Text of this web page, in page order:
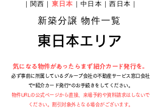
関西 東日本 中日本 西日本
新築分譲 物件一覧
東日本エリア
気になる物件があったらまず紹介カード発行を。
必ず事前に所属しているグループ会社の不動産サービス窓口会社
で“紹介カード発行”のお手続きをしてください。
物件URLの公式ページから直接、来場予約や資料請求はしないで
ください。割引対象外となる場合がございます。